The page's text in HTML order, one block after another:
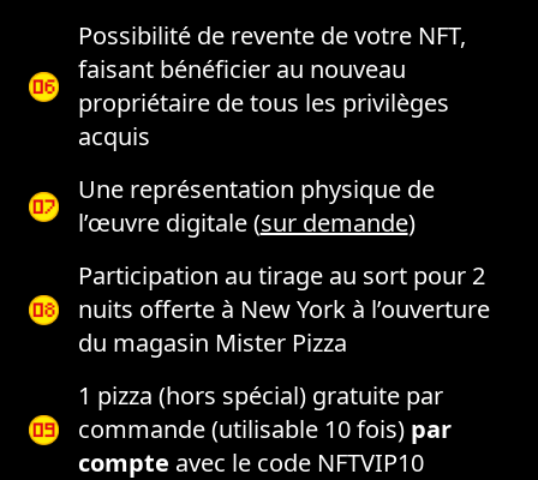
Possibilité de revente de votre NFT,
faisant bénéficier au nouveau
propriétaire de tous les privilèges
acquis
Une représentation physique de
l’œuvre digitale (sur demande)
Participation au tirage au sort pour 2
nuits offerte à New York à l’ouverture
du magasin Mister Pizza
1 pizza (hors spécial) gratuite par
commande (utilisable 10 fois) par
compte avec le code NFTVIP10